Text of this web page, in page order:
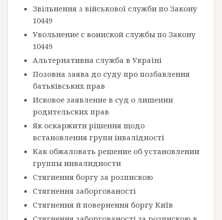
Звільнення з військової служби по Закону
10449
Увольнение с воинской службы по Закону
10449
Альтернативна служба в Україні
Позовна заява до суду про позбавлення
батьківських прав
Исковое заявление в суд о лишении
родительских прав
Як оскаржити рішення щодо
встановлення групи інвалідності
Как обжаловать решение об установлении
группы инвалидности
Стягнення боргу за розпискою
Стягнення заборгованості
Стягнення й повернення боргу Київ